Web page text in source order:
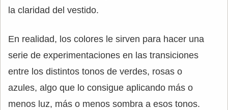
la claridad del vestido.
En realidad, los colores le sirven para hacer una
serie de experimentaciones en las transiciones
entre los distintos tonos de verdes, rosas o
azules, algo que lo consigue aplicando más o
menos luz, más o menos sombra a esos tonos.